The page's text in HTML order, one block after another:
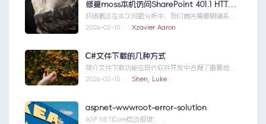
修复moss本机访问SharePoint 401.1 HTTP错误
环境概述在本次问题分析中，我们首先需要明确系统
的运行环境。了解环境配置不仅能帮助我们定位问
2026-02-15 · Xzavier Aaron
C#文件下载的几种方式
简介文件下载功能在现代软件开发中占据了重要地
位，无论是为用户提供资源、分发文档，还是实现数
2026-02-15 · Shen, Luke
aspnet-wwwroot-error-solution
ASP.NETCore启动报错：